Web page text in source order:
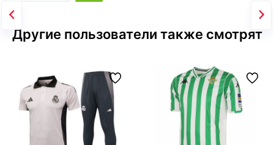
Другие пользователи также смотрят